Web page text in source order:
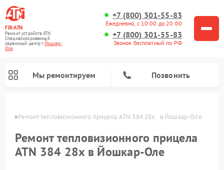
FIX-ATN
Ремонт устройств ATN
Специализированный
cервисный центр г.Йошкар-
Ола
+7 (800) 301-55-83
Ежедневно, с 10:00 до 20:00
+7 (800) 301-55-83
Звонок бесплатный по РФ
Мы ремонтируем Позвонить
Оле Ремонт тепловизионного прицела ATN 384 28x   в Йошкар-Оле
Ремонт тепловизионного прицела
ATN 384 28x в Йошкар-Оле